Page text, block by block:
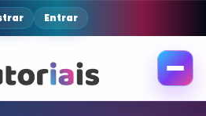
Entrar
Abrir